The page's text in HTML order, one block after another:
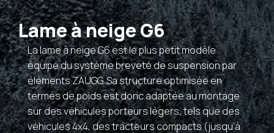
Lame à neige G6
La lame à neige G6 est le plus petit modèle
équipé du système breveté de suspension par
éléments ZAUGG. Sa structure optimisée en
termes de poids est donc adaptée au montage
sur des véhicules porteurs légers, tels que des
véhicules 4x4, des tracteurs compacts (jusqu’à